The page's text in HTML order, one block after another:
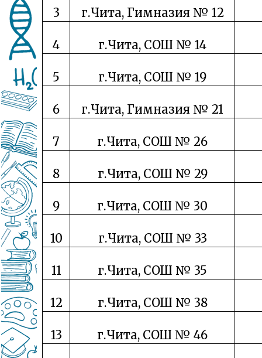
3 г.Чита, Гимназия № 12
4 г.Чита, СОШ № 14
5 г.Чита, СОШ № 19
6 г.Чита, Гимназия № 21
7 г.Чита, СОШ № 26
8 г.Чита, СОШ № 29
9 г.Чита, СОШ № 30
10 г.Чита, СОШ № 33
11 г.Чита, СОШ № 35
12 г.Чита, СОШ № 38
13 г.Чита, СОШ № 46